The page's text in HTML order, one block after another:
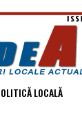
LOCALĂ